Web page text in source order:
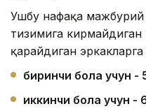
Ушбу нафақа
тизимига
қарайдиган
биринчи бола учун -
иккинчи бола учун -